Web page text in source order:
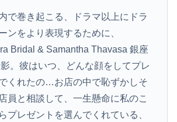
で巻き起こる、ドラマ以上にドラ
ンをより表現するために­、
Bridal & Samantha Thavasa 銀座
。彼はいつ、どんな顔をしてプレ
くれたの…お店の中で恥ずかしそ
員と相談して、一生懸命に私のこ
プレゼントを選んでくれている、